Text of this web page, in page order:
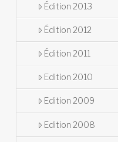
Édition 2013
Édition 2012
Édition 2011
Edition 2010
Edition 2009
Edition 2008